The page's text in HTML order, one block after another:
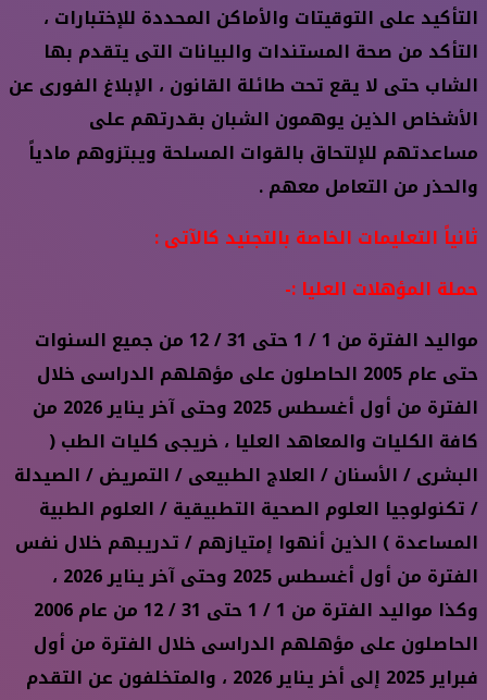
التأكيد على التوقيتات والأماكن المحددة للإختبارات ،
التأكد من صحة المستندات والبيانات التى يتقدم بها
الشاب حتى لا يقع تحت طائلة القانون ، الإبلاغ الفورى عن
الأشخاص الذين يوهمون الشبان بقدرتهم على
مساعدتهم للإلتحاق بالقوات المسلحة ويبتزوهم مادياً
والحذر من التعامل معهم .
ثانياً التعليمات الخاصة بالتجنيد كالآتى :
حملة المؤهلات العليا :-
مواليد الفترة من 1 / 1 حتى 31 / 12 من جميع السنوات
حتى عام 2005 الحاصلون على مؤهلهم الدراسى خلال
الفترة من أول أغسطس 2025 وحتى آخر يناير 2026 من
كافة الكليات والمعاهد العليا ، خريجى كليات الطب (
البشرى / الأسنان / العلاج الطبيعى / التمريض / الصيدلة
/ تكنولوجيا العلوم الصحية التطبيقية / العلوم الطبية
المساعدة ) الذين أنهوا إمتيازهم / تدريبهم خلال نفس
الفترة من أول أغسطس 2025 وحتى آخر يناير 2026 ،
وكذا مواليد الفترة من 1 / 1 حتى 31 / 12 من عام 2006
الحاصلون على مؤهلهم الدراسى خلال الفترة من أول
فبراير 2025 إلى أخر يناير 2026 ، والمتخلفون عن التقدم